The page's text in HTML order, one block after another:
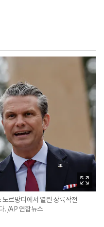
르망디에서 열린 상륙작전
. /AP 연합뉴스